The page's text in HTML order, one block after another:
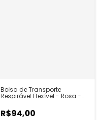
Bolsa de Transporte
Respirável Flexível - Rosa -
R$94,00